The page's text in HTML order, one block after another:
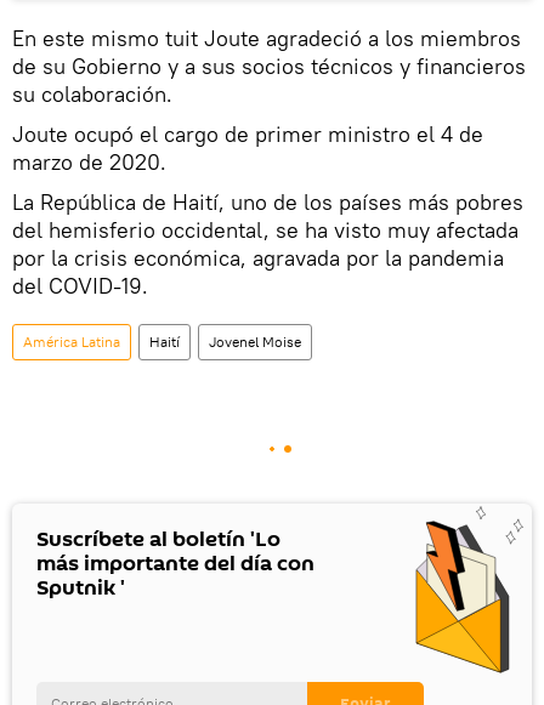
En este mismo tuit Joute agradeció a los miembros
de su Gobierno y a sus socios técnicos y financieros
su colaboración.
Joute ocupó el cargo de primer ministro el 4 de
marzo de 2020.
La República de Haití, uno de los países más pobres
del hemisferio occidental, se ha visto muy afectada
por la crisis económica, agravada por la pandemia
del COVID-19.
América Latina Haití Jovenel Moise
Suscríbete al boletín 'Lo
más importante del día con
Sputnik '